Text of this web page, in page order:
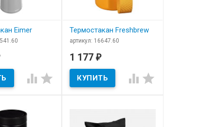
Eimer
 
Термостакан Freshbrew
артикул: 16647.60
1 177₽
 